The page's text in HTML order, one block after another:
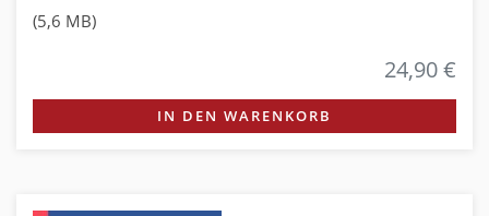
(5,6 MB)
24,90 €
IN DEN WARENKORB